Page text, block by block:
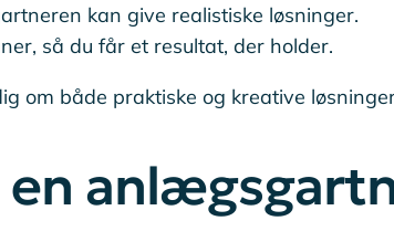
kan give realistiske løsninger.
så du får et resultat, der holder.
om både praktiske og kreative
en